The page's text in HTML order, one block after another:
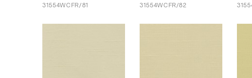
31554WCFR/81 31554WCFR/82